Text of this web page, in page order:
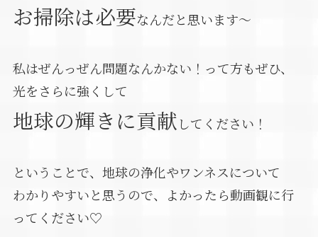
お掃除は必要なんだと思います～
私はぜんっぜん問題なんかない！って方もぜひ、
光をさらに強くして
地球の輝きに貢献してください！
ということで、地球の浄化やワンネスについて
わかりやすいと思うので、よかったら動画観に行
ってください♡